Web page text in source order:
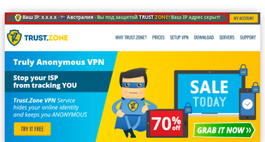
Ваш IP: x.x.x.x · Австралия ·Вы под защитойTRUST.ZONE! Ваш IP адрес скрыт!